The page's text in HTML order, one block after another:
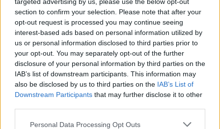
section to confirm your selection. Please note that after your
opt-out request is processed you may continue seeing
interest-based ads based on personal information utilized by
us or personal information disclosed to third parties prior to
your opt-out. You may separately opt-out of the further
disclosure of your personal information by third parties on the
IAB’s list of downstream participants. This information may
also be disclosed by us to third parties on the IAB’s List of
Downstream Participants that may further disclose it to other
Please note that this website/app uses one or more Google
Personal Data Processing Opt Outs
numéros dédiés. En cas de difficulté, le personnel sera à
votre disposition pour vous fournir toutes les informations
et l’assistance nécessaires